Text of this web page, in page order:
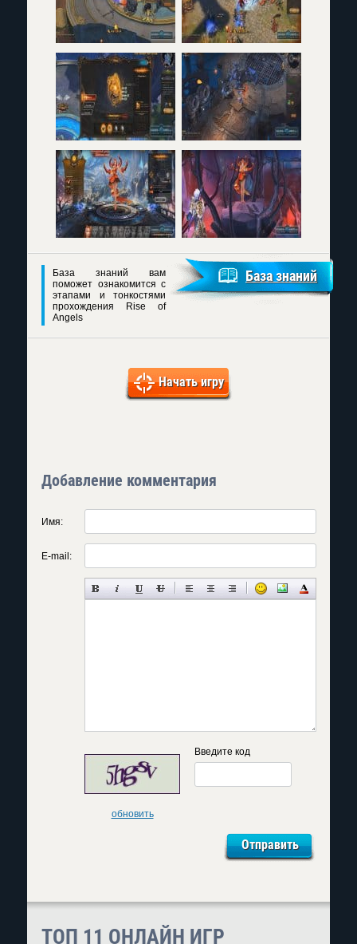
База знаний вам
поможет ознакомится с
этапами и тонкостями
прохождения Rise of
Angels
База знаний
Начать игру
Добавление комментария
Имя:
E-mail:
обновить
Введите код
ТОП 11 ОНЛАЙН ИГР